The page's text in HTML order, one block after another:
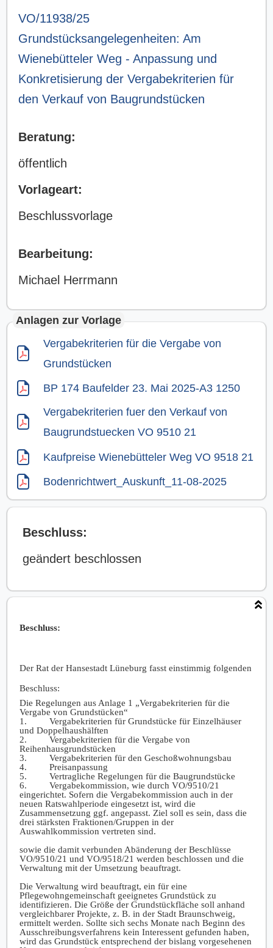
VO/11938/25
Grundstücksangelegenheiten: Am
Wienebütteler Weg - Anpassung und
Konkretisierung der Vergabekriterien für
den Verkauf von Baugrundstücken
Beratung:
öffentlich
Vorlageart:
Beschlussvorlage
Bearbeitung:
Michael Herrmann
Anlagen zur Vorlage
Vergabekriterien für die Vergabe von
Grundstücken
BP 174 Baufelder 23. Mai 2025-A3 1250
Vergabekriterien fuer den Verkauf von
Baugrundstuecken VO 9510 21
Kaufpreise Wienebütteler Weg VO 9518 21
Bodenrichtwert_Auskunft_11-08-2025
Beschluss:
geändert beschlossen
Beschluss:
Der Rat der Hansestadt Lüneburg fasst einstimmig folgenden
Beschluss:
Die Regelungen aus Anlage 1 „Vergabekriterien für die
Vergabe von Grundstücken“
1.
Vergabekriterien für Grundstücke für Einzelhäuser
und Doppelhaushälften
2.
Vergabekriterien für die Vergabe von
Reihenhausgrundstücken
3.
Vergabekriterien für den Geschoßwohnungsbau
4.
Preisanpassung
5.
Vertragliche Regelungen für die Baugrundstücke
6.
Vergabekommission, wie durch VO/9510/21
eingerichtet. Sofern die Vergabekommission auch in der
neuen Ratswahlperiode eingesetzt ist, wird die
Zusammensetzung ggf. angepasst. Ziel soll es sein, dass die
drei stärksten Fraktionen/Gruppen in der
Auswahlkommission vertreten sind.
sowie die damit verbunden Abänderung der Beschlüsse
VO/9510/21 und VO/9518/21 werden beschlossen und die
Verwaltung mit der Umsetzung beauftragt.
Die Verwaltung wird beauftragt, ein für eine
Pflegewohngemeinschaft geeignetes Grundstück zu
identifizieren. Die Größe der Grundstückfläche soll anhand
vergleichbarer Projekte, z. B. in der Stadt Braunschweig,
ermittelt werden. Sollte sich sechs Monate nach Beginn des
Ausschreibungsverfahrens kein Interessent gefunden haben,
wird das Grundstück entsprechend der bislang vorgesehenen